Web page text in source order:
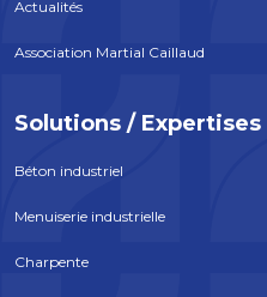
Actualités
Association Martial Caillaud
Solutions / Expertises
Béton industriel
Menuiserie industrielle
Charpente